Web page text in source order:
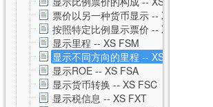
票价以另一种货币显示 -- XS FXC
按照特定比例显示票价 -- XS FXM
显示里程 -- XS FSM
显示不同方向的里程 -- XS FSO
显示ROE -- XS FSA
显示货币转换 -- XS FSC
显示税信息 -- XS FXT